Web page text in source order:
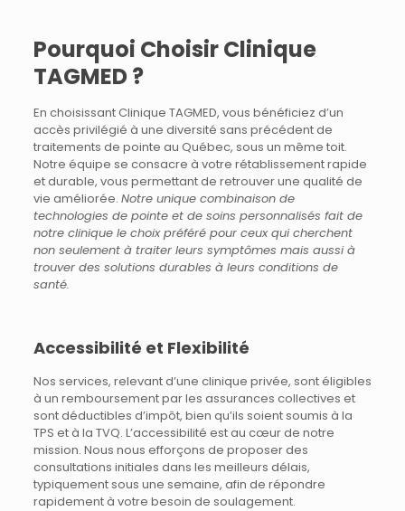
Pourquoi Choisir Clinique
TAGMED ?
En choisissant Clinique TAGMED, vous bénéficiez d’un
accès privilégié à une diversité sans précédent de
traitements de pointe au Québec, sous un même toit.
Notre équipe se consacre à votre rétablissement rapide
et durable, vous permettant de retrouver une qualité de
vie améliorée. Notre unique combinaison de
technologies de pointe et de soins personnalisés fait de
notre clinique le choix préféré pour ceux qui cherchent
non seulement à traiter leurs symptômes mais aussi à
trouver des solutions durables à leurs conditions de
santé.
Accessibilité et Flexibilité
Nos services, relevant d’une clinique privée, sont éligibles
à un remboursement par les assurances collectives et
sont déductibles d’impôt, bien qu’ils soient soumis à la
TPS et à la TVQ. L’accessibilité est au cœur de notre
mission. Nous nous efforçons de proposer des
consultations initiales dans les meilleurs délais,
typiquement sous une semaine, afin de répondre
rapidement à votre besoin de soulagement.